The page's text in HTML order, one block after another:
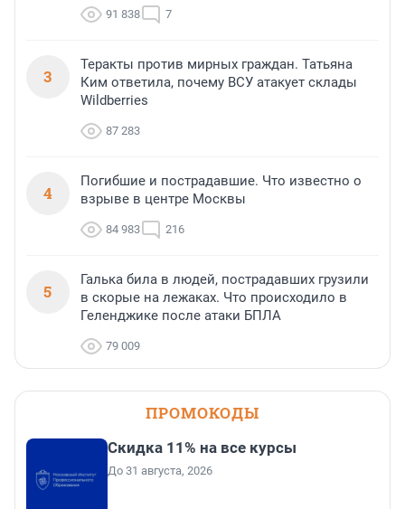
91 838 7
3
Теракты против мирных граждан. Татьяна
Ким ответила, почему ВСУ атакует склады
Wildberries
87 283
4
Погибшие и пострадавшие. Что известно о
взрыве в центре Москвы
84 983 216
5
Галька била в людей, пострадавших грузили
в скорые на лежаках. Что происходило в
Геленджике после атаки БПЛА
79 009
ПРОМОКОДЫ
Скидка 11% на все курсы
До 31 августа, 2026